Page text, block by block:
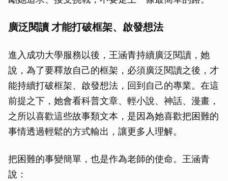
廣泛閱讀 才能打破框架、啟發想法
進入成功大學服務以後，王涵青持續廣泛閱讀，她
說，為了要釋放自己的框架，必須廣泛閱讀之後，才
能持續打破框架、啟發想法，回到自己的專業。在這
前提之下，她會看科普文章、輕小說、神話、漫畫，
之所以喜歡這些故事類文本，是因為她喜歡把困難的
事情透過輕鬆的方式輸出，讓更多人理解。
把困難的事變簡單，也是作為老師的使命。王涵青
說：